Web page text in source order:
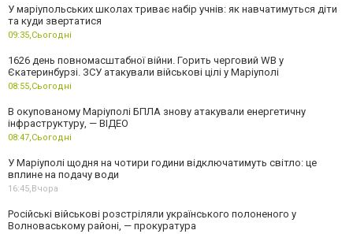
У маріупольських школах триває набір учнів: як навчатимуться діти
та куди звертатися
09:35,Сьогодні
1626 день повномасштабної війни. Горить черговий WB у
Єкатеринбурзі. ЗСУ атакували військові цілі у Маріуполі
08:55,Сьогодні
В окупованому Маріуполі БПЛА знову атакували енергетичну
інфраструктуру, — ВІДЕО
08:47,Сьогодні
У Маріуполі щодня на чотири години відключатимуть світло: це
вплине на подачу води
16:45,Вчора
Російські військові розстріляли українського полоненого у
Волноваському районі, — прокуратура